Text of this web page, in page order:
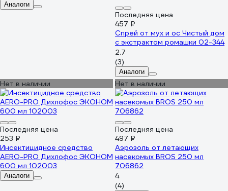
Аналоги
Последняя цена
457 ₽
Спрей от мух и ос Чистый дом
с экстрактом ромашки 02-344
2.7
(3)
Аналоги
Нет в наличии
Последняя цена
253 ₽
Инсектицидное средство
AERO-PRO Дихлофос ЭКОНОМ
600 мл 102003
Аналоги
Нет в наличии
Последняя цена
497 ₽
Аэрозоль от летающих
насекомых BROS 250 мл
706862
4
(4)